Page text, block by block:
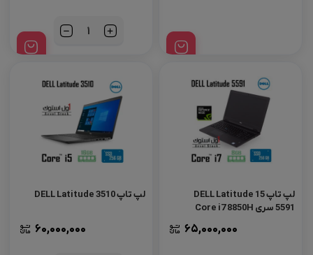
تعداد
لپ تاپ DELL Latitude 15
5591 سری Core i7 8850H
65,000,000
لپ‌ تاپ DELL Latitude 3510
60,000,000